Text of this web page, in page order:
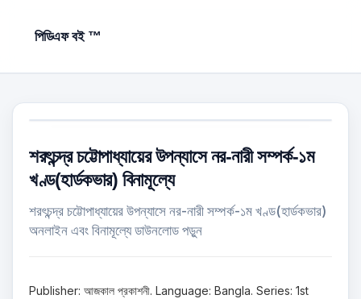
পিডিএফ বই ™
শরৎচন্দ্র চট্টোপাধ্যায়ের উপন্যাসে নর-নারী সম্পর্ক-১ম
খণ্ড(হার্ডকভার) বিনামূল্যে
শরৎচন্দ্র চট্টোপাধ্যায়ের উপন্যাসে নর-নারী সম্পর্ক-১ম খণ্ড(হার্ডকভার)
অনলাইন এবং বিনামূল্যে ডাউনলোড পড়ুন
Publisher: আজকাল প্রকাশনী. Language: Bangla. Series: 1st